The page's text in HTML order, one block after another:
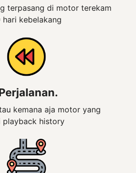
terpasang di motor terekam
hari kebelakang
kemana aja motor yang
playback history